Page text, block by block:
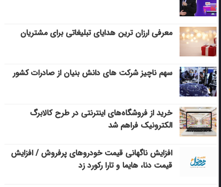
معرفی ارزان ترین هدایای تبلیغاتی برای مشتریان
سهم ناچیز شرکت های دانش بنیان از صادرات کشور
خرید از فروشگاه‌های اینترنتی در طرح کالابرگ
الکترونیک فراهم شد
افزایش ناگهانی قیمت خودروهای پرفروش / افزایش
قیمت دنا، هایما و تارا رکورد زد